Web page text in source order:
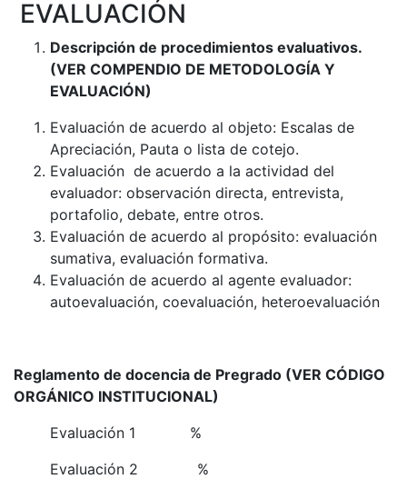
EVALUACIÓN
Descripción de procedimientos evaluativos.
(VER COMPENDIO DE METODOLOGÍA Y
EVALUACIÓN)
Evaluación de acuerdo al objeto: Escalas de
Apreciación, Pauta o lista de cotejo.
Evaluación de acuerdo a la actividad del
evaluador: observación directa, entrevista,
portafolio, debate, entre otros.
Evaluación de acuerdo al propósito: evaluación
sumativa, evaluación formativa.
Evaluación de acuerdo al agente evaluador:
autoevaluación, coevaluación, heteroevaluación
Reglamento de docencia de Pregrado (VER CÓDIGO
ORGÁNICO INSTITUCIONAL)
Evaluación 1 %
Evaluación 2 %